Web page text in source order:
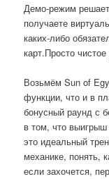
Демо-режим
получаете
каких-либо
карт.Просто
Возьмём Sun of
функции, что и в
бонусный раунд с
в том, что
это идеальный
механике, понять,
если захочется,